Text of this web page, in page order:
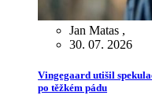
Jan Matas ,
30. 07. 2026
Vingegaard utišil
po těžkém pádu